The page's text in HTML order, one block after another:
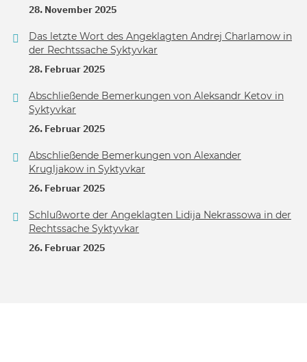
28. November 2025
Das letzte Wort des Angeklagten Andrej Charlamow in
der Rechtssache Syktyvkar
28. Februar 2025
Abschließende Bemerkungen von Aleksandr Ketov in
Syktyvkar
26. Februar 2025
Abschließende Bemerkungen von Alexander
Krugljakow in Syktyvkar
26. Februar 2025
Schlußworte der Angeklagten Lidija Nekrassowa in der
Rechtssache Syktyvkar
26. Februar 2025